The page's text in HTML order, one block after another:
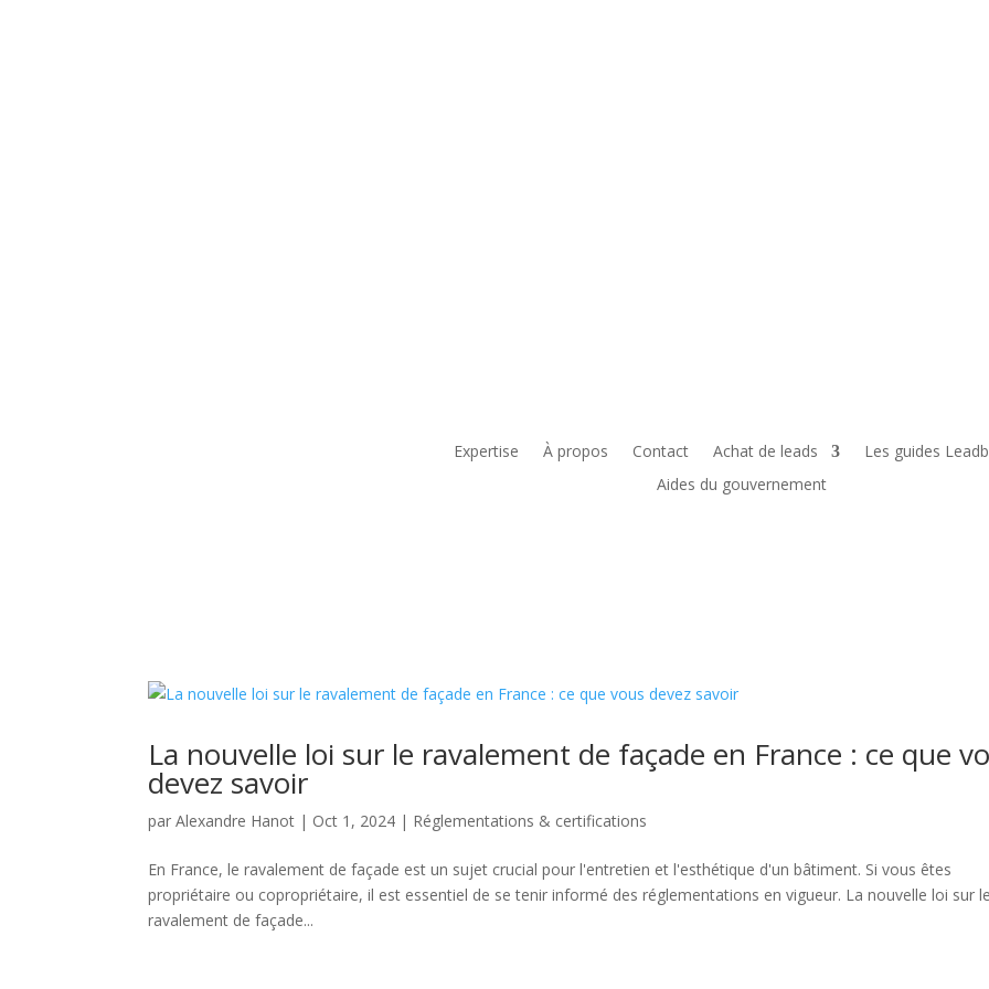
Expertise À propos Contact Achat de leads
Les guides
Aides du gouvernement
La nouvelle loi sur le ravalement de façade en France : ce que
devez savoir
parAlexandre Hanot | Oct 1, 2024 | Réglementations & certifications
En France, le ravalement de façade est un sujet crucial pour l'entretien et l'esthétique d'un bâtiment. Si vous êtes
propriétaire ou copropriétaire, il est essentiel de se tenir informé des réglementations en vigueur. La nouvelle loi sur le
ravalement de façade...